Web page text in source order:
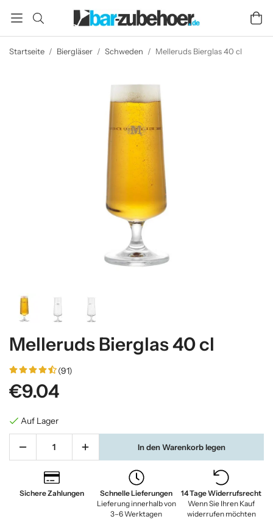
Startseite / Biergläser / Schweden / Melleruds Bierglas 40 cl
Melleruds Bierglas 40 cl
(91)
€9.04
Auf Lager
In den Warenkorb legen
Sichere Zahlungen
Schnelle Lieferungen
Lieferung innerhalb von
3–6 Werktagen
14 Tage Widerrufsrecht
Wenn Sie Ihren Kauf
widerrufen möchten